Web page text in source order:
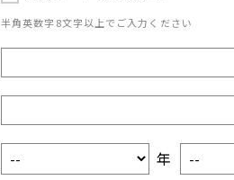
半角英数字8文字以上でご入力ください
年